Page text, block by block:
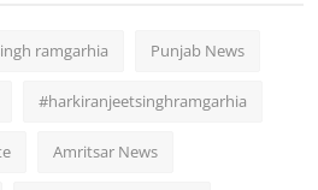
ramgarhia Punjab News
#harkiranjeetsinghramgarhia
Amritsar News